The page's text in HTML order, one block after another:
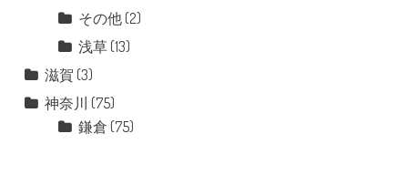
その他(2)
浅草(13)
滋賀 (3)
神奈川 (75)
鎌倉 (75)